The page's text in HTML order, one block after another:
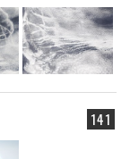
141